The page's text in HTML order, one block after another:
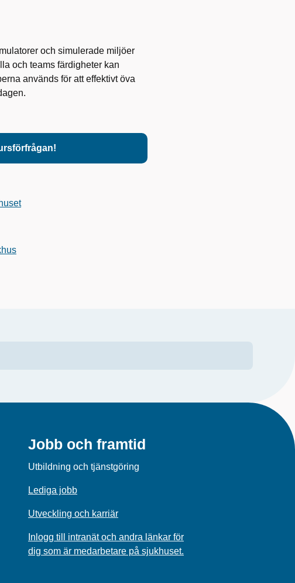
och simulerade miljöer
och teams färdigheter kan
används för att effektivt öva
Jobb och framtid
Utbildning och tjänstgöring
Lediga jobb
Utveckling och karriär
Inlogg till intranät och andra länkar för
dig som är medarbetare på sjukhuset.